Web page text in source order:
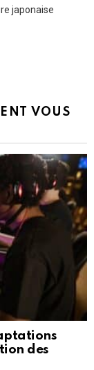
japonaise
VOUS
des